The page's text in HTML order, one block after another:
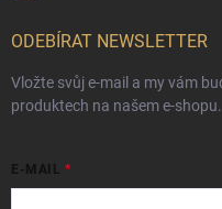
ODEBÍRAT NEWSLETTER
Vložte svůj e-mail a my vám
produktech na našem e-shopu.
E-MAIL